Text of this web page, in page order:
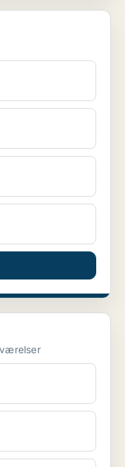
til salg i 2770 Kastrup 3 værelser